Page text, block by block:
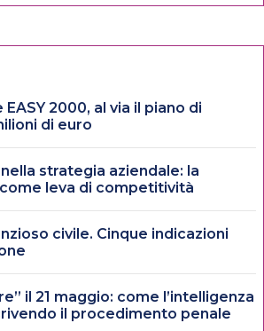
2000, al via il piano di
di euro
strategia aziendale: la
leva di competitività
civile. Cinque indicazioni
il 21 maggio: come l’intelligenza
il procedimento penale